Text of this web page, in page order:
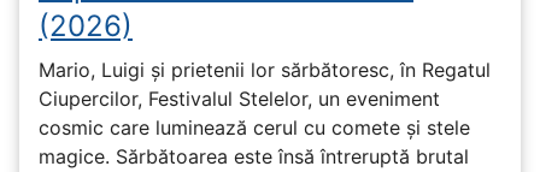
(2026)
Mario, Luigi și prietenii lor sărbătoresc, în Regatul
Ciupercilor, Festivalul Stelelor, un eveniment
cosmic care luminează cerul cu comete și stele
magice. Sărbătoarea este însă întreruptă brutal